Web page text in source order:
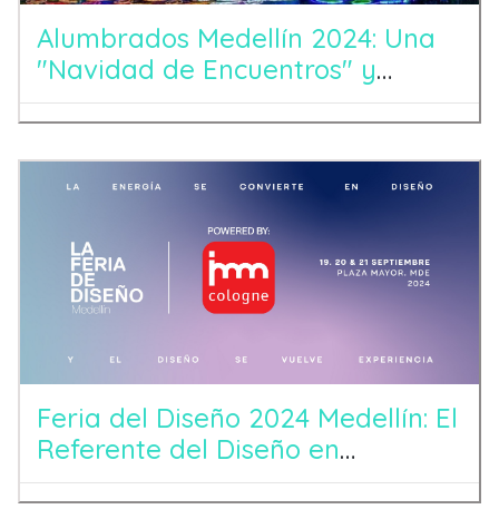
Alumbrados Medellín 2024: Una
"Navidad de Encuentros" y
Tradición
Feria del Diseño 2024 Medellín: El
Referente del Diseño en
Latinoamérica